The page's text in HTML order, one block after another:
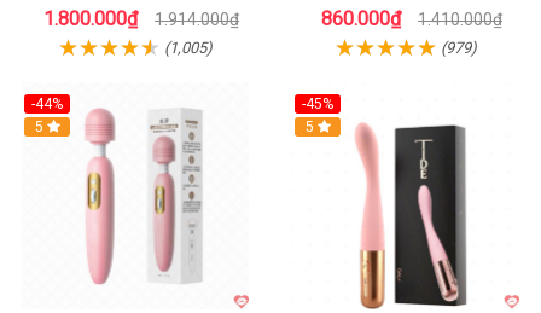
1.800.000₫ 1.914.000₫
(1,005)
860.000₫ 1.410.000₫
(979)
-44%
Hot
5
-45%
Hot
5